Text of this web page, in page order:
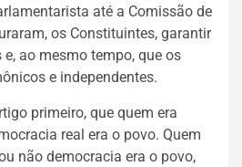
até a Comissão de
os Constituintes, garantir
ao mesmo tempo, que os
e independentes.
primeiro, que quem era
real era o povo. Quem
não democracia era o povo,